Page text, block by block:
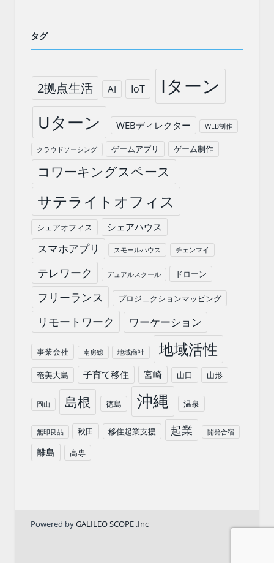
タグ
2拠点生活 AI IoT Iターン
Uターン WEBディレクター WEB制作
クラウドソーシング ゲームアプリ ゲーム制作
コワーキングスペース
サテライトオフィス
シェアオフィス シェアハウス
スマホアプリ スモールハウス チェンマイ
テレワーク デュアルスクール ドローン
フリーランス プロジェクションマッピング
リモートワーク ワーケーション
事業会社 南房総 地域商社 地域活性
奄美大島 子育て移住 宮崎 山口 山形
岡山 島根 徳島 沖縄 温泉
無印良品 秋田 移住起業支援 起業 開発合宿
離島 高専
Powered byGALILEO SCOPE .Inc